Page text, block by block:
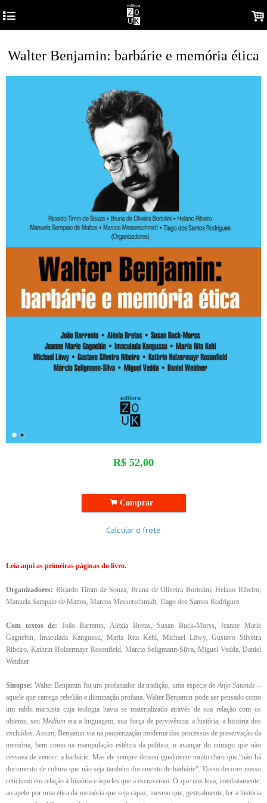
4 .
Walter Benjamin: barbárie e memória ética
R$ 52,00
.Comprar
Calcular o frete
Leia aqui as primeiras páginas do livro.
Organizadores: Ricardo Timm de Souza, Bruna de Oliveira Bortolini, Helano Ribeiro,
Manuela Sampaio de Mattos, Marcos Messerschmidt, Tiago dos Santos Rodrigues
Com textos de: João Barrento, Aléxia Bretas, Susan Buck-Morss, Jeanne Marie
Gagnebin, Imaculada Kangussu, Maria Rita Kehl, Michael Löwy, Gustavo Silveira
Ribeiro, Kathrin Holzermayr Rosenfield, Márcio Seligmann-Silva, Miguel Vedda, Daniel
Weidner
Sinopse: Walter Benjamin foi um profanador da tradição, uma espécie deAnjo Satanás –
aquele que carrega rebelião e iluminação profana. Walter Benjamin pode ser pensado como
um rabbi marxista cuja teologia havia se materializado através de sua relação com os
objetos; seuMedium era a linguagem, sua força de pervivência: a história, a história dos
excluídos. Assim, Benjamin via na pauperização moderna dos processos de preservação da
memória, bem como na manipulação estética da política, o avançar do inimigo que não
cessava de vencer: a barbárie. Mas ele sempre deixou igualmente muito claro que “não há
documento de cultura que não seja também documento de barbárie”. Disso decorre nosso
ceticismo em relação à história e àqueles que a escreveram. O que nos leva, imediatamente,
ao apelo por uma ética da memória que seja capaz, mesmo que, gestualmente, ler a história